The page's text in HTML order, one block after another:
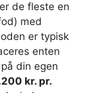
de fleste en
med
er typisk
enten
din egen
kr. pr.